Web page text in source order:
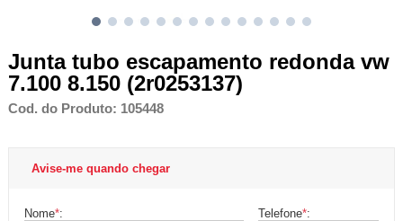
Junta tubo escapamento redonda vw
7.100 8.150 (2r0253137)
Cod. do Produto: 105448
Avise-me quando chegar
Nome*: Telefone*: